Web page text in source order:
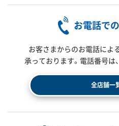
お電話で
お客さまからのお電話によ
承っております。電話番号は
全店舗一